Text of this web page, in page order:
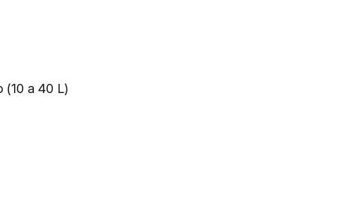
(10 a 40 L)